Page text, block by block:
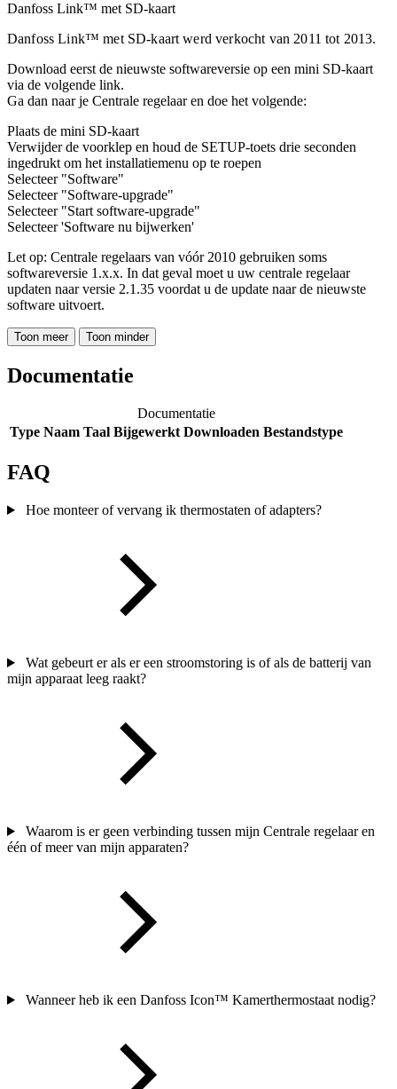
Danfoss Link™ met SD-kaart
Danfoss Link™ met SD-kaart werd verkocht van 2011 tot 2013.
Download eerst de nieuwste softwareversie op een mini SD-kaart
via de volgende link.
Ga dan naar je Centrale regelaar en doe het volgende:
Plaats de mini SD-kaart
Verwijder de voorklep en houd de SETUP-toets drie seconden
ingedrukt om het installatiemenu op te roepen
Selecteer "Software"
Selecteer "Software-upgrade"
Selecteer "Start software-upgrade"
Selecteer 'Software nu bijwerken'
Let op: Centrale regelaars van vóór 2010 gebruiken soms
softwareversie 1.x.x. In dat geval moet u uw centrale regelaar
updaten naar versie 2.1.35 voordat u de update naar de nieuwste
software uitvoert.
Toon meer Toon minder
Documentatie
Documentatie
Type Naam Taal Bijgewerkt Downloaden Bestandstype
FAQ
Hoe monteer of vervang ik thermostaten of adapters?
Wat gebeurt er als er een stroomstoring is of als de batterij van
mijn apparaat leeg raakt?
Waarom is er geen verbinding tussen mijn Centrale regelaar en
één of meer van mijn apparaten?
Wanneer heb ik een Danfoss Icon™ Kamerthermostaat nodig?